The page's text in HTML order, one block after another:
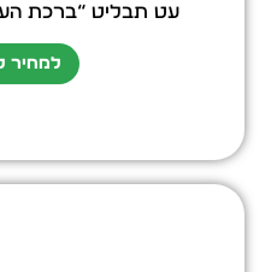
עט תבליט “ברכת
למחיר